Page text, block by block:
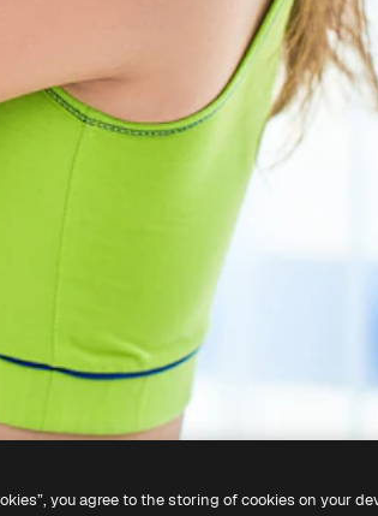
you agree to the storing of cookies on your